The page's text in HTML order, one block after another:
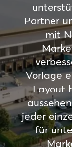
Partner
mit
Vorlage
Layout
jeder
für